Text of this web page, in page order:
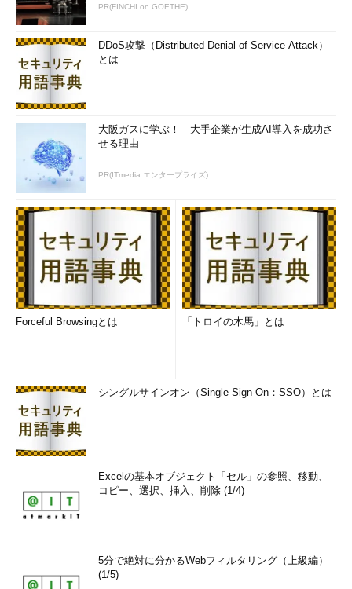
PR(FINCHI on GOETHE)
DDoS攻撃（Distributed Denial of Service Attack）
とは
大阪ガスに学ぶ！ 大手企業が生成AI導入を成功さ
せる理由
PR(ITmedia エンタープライズ)
Forceful Browsingとは 「トロイの木馬」とは
シングルサインオン（Single Sign-On：SSO）とは
Excelの基本オブジェクト「セル」の参照、移動、
コピー、選択、挿入、削除 (1/4)
5分で絶対に分かるWebフィルタリング（上級編）
(1/5)